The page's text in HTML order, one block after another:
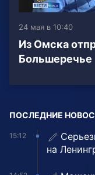
24 мая в 10:40
Из Омска
Большеречье
ПОСЛЕДНИЕ
15:12
на